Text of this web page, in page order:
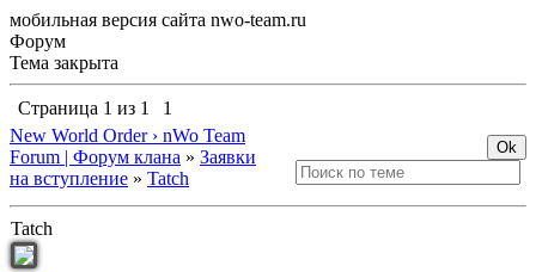
мобильная версия сайта nwo-team.ru
Форум
Тема закрыта
Страница 1 из 1
1
New World Order › nWo Team
Forum | Форум клана » Заявки
на вступление » Tatch
Tatch